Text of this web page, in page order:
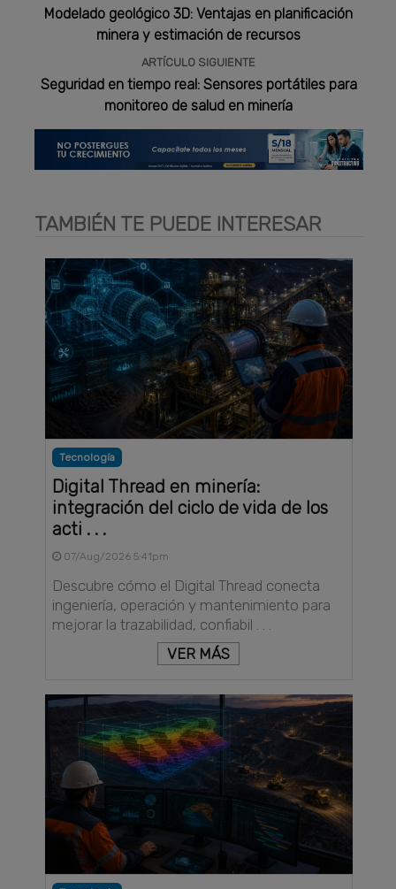
Modelado geológico 3D: Ventajas en planificación
minera y estimación de recursos
ARTÍCULO SIGUIENTE
Seguridad en tiempo real: Sensores portátiles para
monitoreo de salud en minería
TAMBIÉN TE PUEDE INTERESAR
Tecnología
Digital Thread en minería:
integración del ciclo de vida de los
acti . . .
07/Aug/2026 5:41pm
Descubre cómo el Digital Thread conecta
ingeniería, operación y mantenimiento para
mejorar la trazabilidad, confiabil . . .
VER MÁS